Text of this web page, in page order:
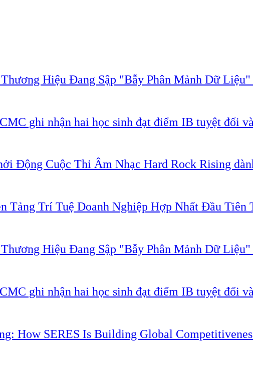
Hiệu Đang Sập "Bẫy Phân Mảnh Dữ
ghi nhận hai học sinh đạt điểm IB tuyệt đối
Động Cuộc Thi Âm Nhạc Hard Rock Rising
Tảng Trí Tuệ Doanh Nghiệp Hợp Nhất Đầu Tiên
Hiệu Đang Sập "Bẫy Phân Mảnh Dữ
ghi nhận hai học sinh đạt điểm IB tuyệt đối
How SERES Is Building Global